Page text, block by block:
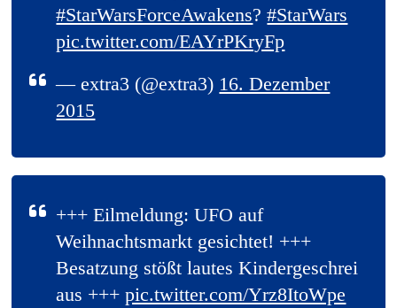
#StarWarsForceAwakens?#StarWars
pic.twitter.com/EAYrPKryFp
— extra3 (@extra3) 16. Dezember
2015
+++ Eilmeldung: UFO auf
Weihnachtsmarkt gesichtet! +++
Besatzung stößt lautes Kindergeschrei
aus +++pic.twitter.com/Yrz8ItoWpe